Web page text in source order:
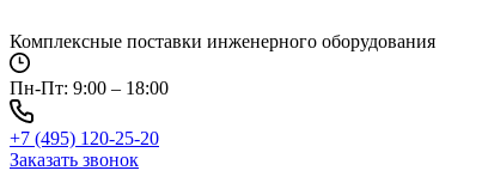
к
содержимому
Комплексные поставки инженерного оборудования
Пн-Пт: 9:00 – 18:00
+7 (495) 120-25-20
Заказать звонок